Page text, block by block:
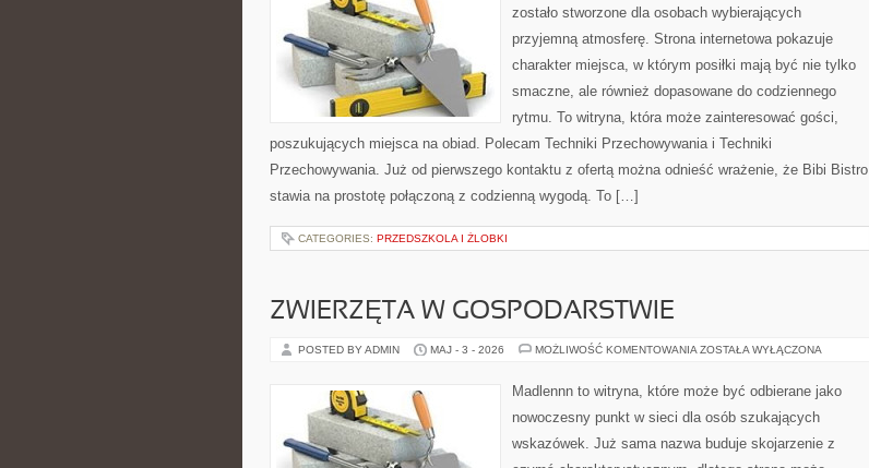
zostało stworzone dla osobach wybierających
przyjemną atmosferę. Strona internetowa pokazuje
charakter miejsca, w którym posiłki mają być nie tylko
smaczne, ale również dopasowane do codziennego
rytmu. To witryna, która może zainteresować gości,
poszukujących miejsca na obiad. Polecam Techniki Przechowywania i Techniki
Przechowywania. Już od pierwszego kontaktu z ofertą można odnieść wrażenie, że Bibi Bistro
stawia na prostotę połączoną z codzienną wygodą. To […]
CATEGORIES: PRZEDSZKOLA I ŻLOBKI
ZWIERZĘTA W GOSPODARSTWIE
POSTED BY ADMIN MAJ - 3 - 2026 MOŻLIWOŚĆ KOMENTOWANIA ZWIERZĘTA
ZOSTAŁA WYŁĄCZONA
Madlennn to witryna, które może być odbierane jako
nowoczesny punkt w sieci dla osób szukających
wskazówek. Już sama nazwa buduje skojarzenie z